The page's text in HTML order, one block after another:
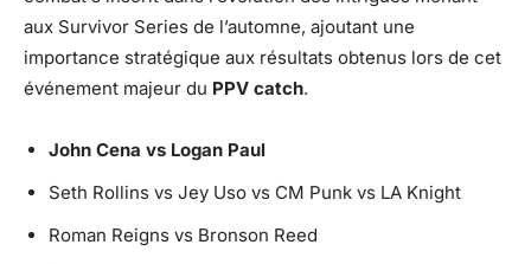
aux Survivor Series de l’automne, ajoutant une
importance stratégique aux résultats obtenus lors de cet
événement majeur du PPV catch.
John Cena vs Logan Paul
Seth Rollins vs Jey Uso vs CM Punk vs LA Knight
Roman Reigns vs Bronson Reed